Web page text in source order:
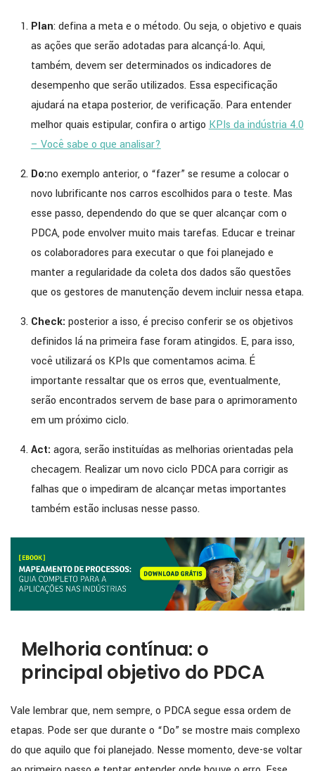
Plan: defina a meta e o método. Ou seja, o objetivo e quais
as ações que serão adotadas para alcançá-lo. Aqui,
também, devem ser determinados os indicadores de
desempenho que serão utilizados. Essa especificação
ajudará na etapa posterior, de verificação. Para entender
melhor quais estipular, confira o artigo KPIs da indústria 4.0
– Você sabe o que analisar?
Do:no exemplo anterior, o “fazer” se resume a colocar o
novo lubrificante nos carros escolhidos para o teste. Mas
esse passo, dependendo do que se quer alcançar com o
PDCA, pode envolver muito mais tarefas. Educar e treinar
os colaboradores para executar o que foi planejado e
manter a regularidade da coleta dos dados são questões
que os gestores de manutenção devem incluir nessa etapa.
Check: posterior a isso, é preciso conferir se os objetivos
definidos lá na primeira fase foram atingidos. E, para isso,
você utilizará os KPIs que comentamos acima. É
importante ressaltar que os erros que, eventualmente,
serão encontrados servem de base para o aprimoramento
em um próximo ciclo.
Act: agora, serão instituídas as melhorias orientadas pela
checagem. Realizar um novo ciclo PDCA para corrigir as
falhas que o impediram de alcançar metas importantes
também estão inclusas nesse passo.
Melhoria contínua: o
principal objetivo do PDCA
Vale lembrar que, nem sempre, o PDCA segue essa ordem de
etapas. Pode ser que durante o “Do” se mostre mais complexo
do que aquilo que foi planejado. Nesse momento, deve-se voltar